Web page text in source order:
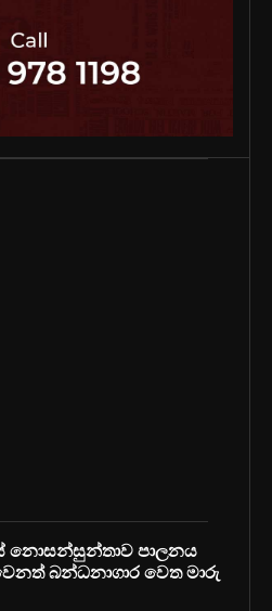
නොසන්සුන්තාව පාලනය
බන්ධනාගාර වෙත මාරු